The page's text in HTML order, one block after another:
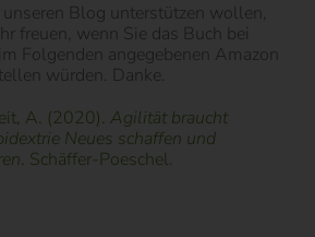
Blog unterstützen wollen,
freuen, wenn Sie das Buch bei
Folgenden angegebenen Amazon
würden. Danke.
A. (2020). Agilität braucht
Neues schaffen und
. Schäffer-Poeschel.